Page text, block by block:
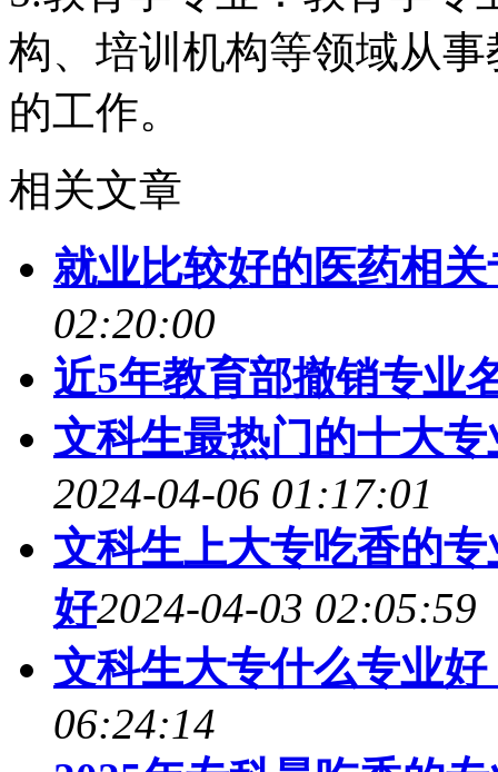
构、培训机构等领域从
的工作。
相关文章
就业比较好的医药相
02:20:00
近5年教育部撤销专业
文科生最热门的十大
2024-04-06 01:17:01
文科生上大专吃香的
好2024-04-03 02:05:59
文科生大专什么专业
06:24:14